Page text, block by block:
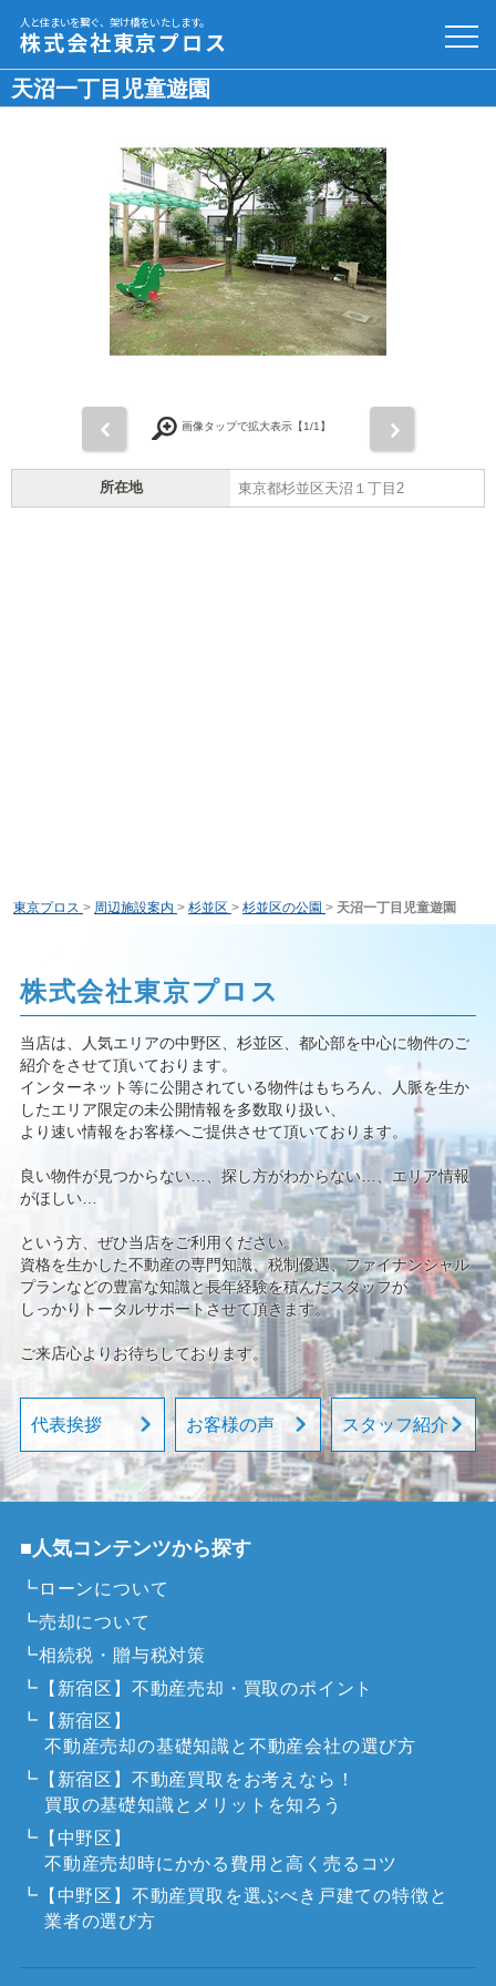
人と住まいを繋ぐ、架け橋をいたします。
株式会社東京プロス
天沼一丁目児童遊園
画像タップで拡大表示【1/1】
所在地 東京都杉並区天沼１丁目2
東京プロス > 周辺施設案内 > 杉並区 > 杉並区の公園 > 天沼一丁目児童遊園
株式会社東京プロス
当店は、人気エリアの中野区、杉並区、都心部を中心に物件のご
紹介をさせて頂いております。
インターネット等に公開されている物件はもちろん、人脈を生か
したエリア限定の未公開情報を多数取り扱い、
より速い情報をお客様へご提供させて頂いております。
良い物件が見つからない…、探し方がわからない…、エリア情報
がほしい…
という方、ぜひ当店をご利用ください。
資格を生かした不動産の専門知識、税制優遇、ファイナンシャル
プランなどの豊富な知識と長年経験を積んだスタッフが
しっかりトータルサポートさせて頂きます。
ご来店心よりお待ちしております。
代表挨拶 お客様の声 スタッフ紹介
■人気コンテンツから探す
┗ローンについて
┗売却について
┗相続税・贈与税対策
┗【新宿区】不動産売却・買取のポイント
┗【新宿区】
不動産売却の基礎知識と不動産会社の選び方
┗【新宿区】不動産買取をお考えなら！
買取の基礎知識とメリットを知ろう
┗【中野区】
不動産売却時にかかる費用と高く売るコツ
┗【中野区】不動産買取を選ぶべき戸建ての特徴と
業者の選び方